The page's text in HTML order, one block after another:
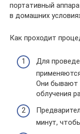
портативный
в домашних
Как проходит
Для
Они бывают
облучения
минут,